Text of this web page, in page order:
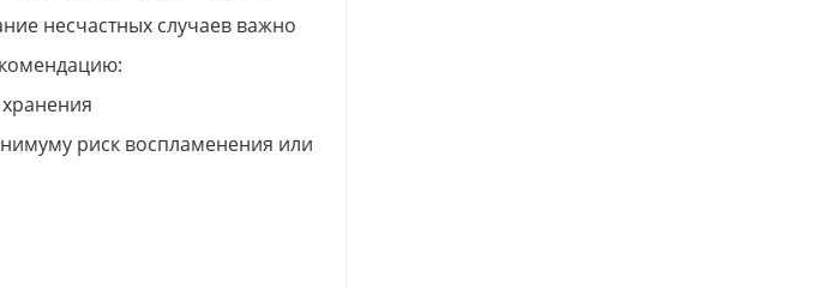
несчастных случаев важно
риск воспламенения или